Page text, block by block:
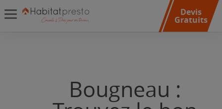
Devis
Gratuits
Bougneau :